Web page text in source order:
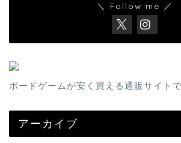
＼ Follow me ／
ボードゲームが安く買える通販サイトで
アーカイブ